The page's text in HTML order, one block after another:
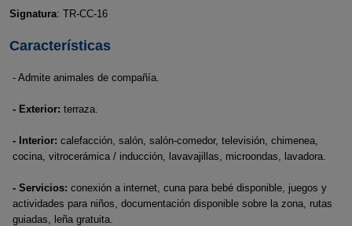
Signatura: TR-CC-16
Características
- Admite animales de compañía.
- Exterior: terraza.
- Interior: calefacción, salón, salón-comedor, televisión, chimenea,
cocina, vitrocerámica / inducción, lavavajillas, microondas, lavadora.
- Servicios: conexión a internet, cuna para bebé disponible, juegos y
actividades para niños, documentación disponible sobre la zona, rutas
guiadas, leña gratuita.